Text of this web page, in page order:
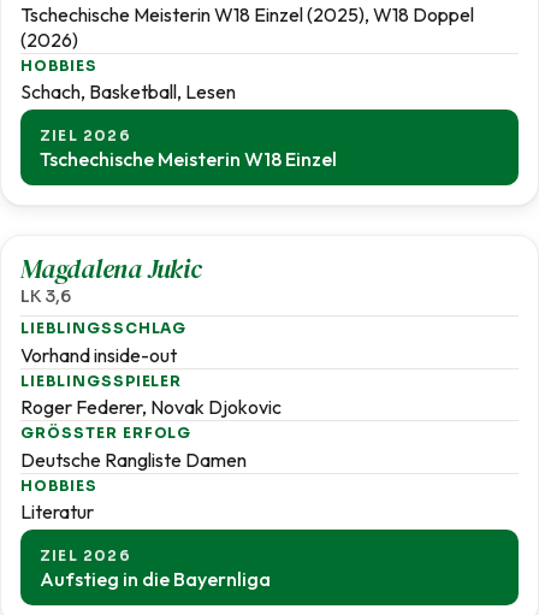
Tschechische Meisterin W18 Einzel (2025), W18 Doppel
(2026)
HOBBIES
Schach, Basketball, Lesen
ZIEL 2026
Tschechische Meisterin W18 Einzel
Magdalena Jukic
LK 3,6
LIEBLINGSSCHLAG
Vorhand inside-out
LIEBLINGSSPIELER
Roger Federer, Novak Djokovic
GRÖSSTER ERFOLG
Deutsche Rangliste Damen
HOBBIES
Literatur
ZIEL 2026
Aufstieg in die Bayernliga